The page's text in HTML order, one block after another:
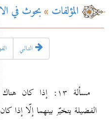
المؤلفات»بحوث في
التـالـي
مسألة ۱۳: إذا
الفضيلة يتخيّر بينهما إلّا إذا